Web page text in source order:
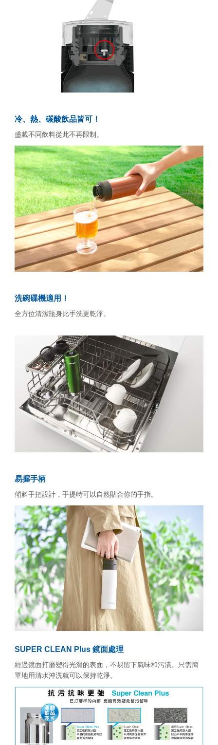
冷、熱、碳酸飲品皆可！
盛載不同飲料從此不再限制。
洗碗碟機適用！
全方位清潔瓶身比手洗更乾淨。
易握手柄
傾斜手把設計，手提時可以自然貼合你的手指。
SUPER CLEAN Plus 鏡面處理
經過鏡面打磨變得光滑的表面，不易留下氣味和污漬。只需簡
單地用清水沖洗就可以保持乾淨。